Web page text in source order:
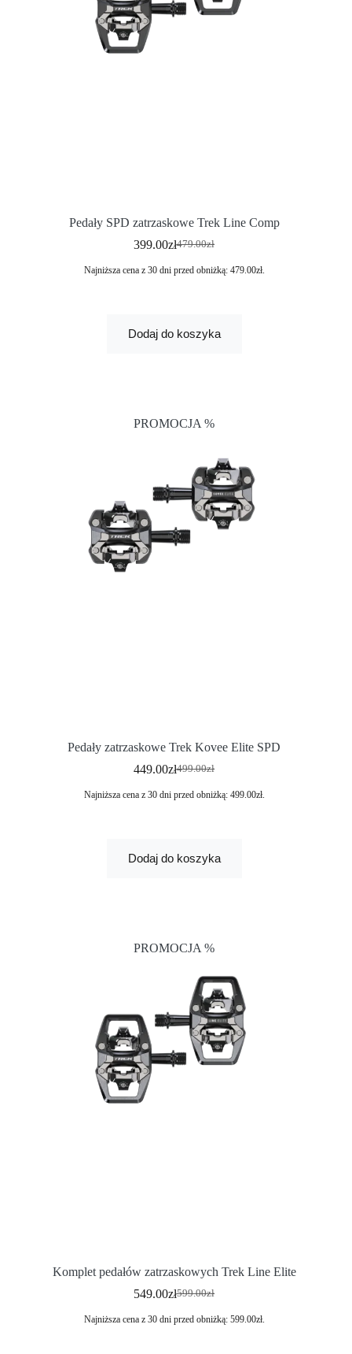
Pedały SPD zatrzaskowe Trek Line Comp
479.00zł
399.00zł
Najniższa cena z 30 dni przed obniżką: 479.00zł.
Dodaj do koszyka
PROMOCJA %
Pedały zatrzaskowe Trek Kovee Elite SPD
499.00zł
449.00zł
Najniższa cena z 30 dni przed obniżką: 499.00zł.
Dodaj do koszyka
PROMOCJA %
Komplet pedałów zatrzaskowych Trek Line Elite
599.00zł
549.00zł
Najniższa cena z 30 dni przed obniżką: 599.00zł.